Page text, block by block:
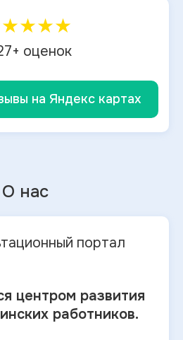
★★★★
+ оценок
на Яндекс картах
О нас
портал
центром развития
работников.